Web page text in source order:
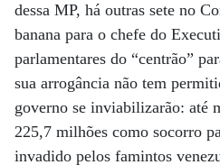
dessa MP, há outras sete no
banana para o chefe do
parlamentares do “centrão”
sua arrogância não tem
governo se inviabilizarão: até
225,7 milhões como socorro
invadido pelos famintos